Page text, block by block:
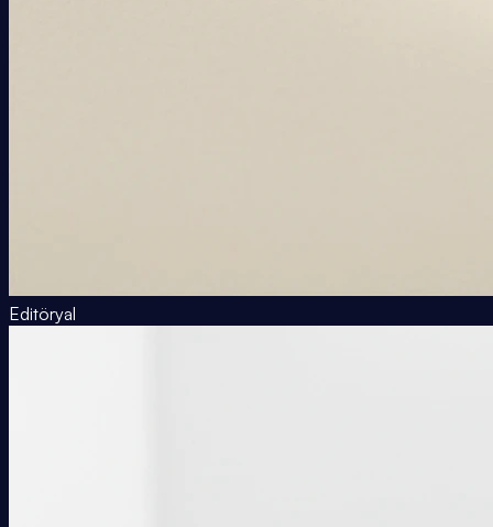
Editöryal